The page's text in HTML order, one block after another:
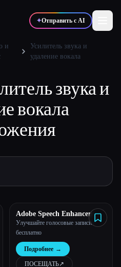
✦Отправить с AI
📈 Маркетологи
и
Усилитель звука и
удаление вокала
звука и
вокала
Adobe Speech Enhancer
Улучшайте голосовые записи
бесплатно
Подробнее →
ПОСЕЩАТЬ↗︎